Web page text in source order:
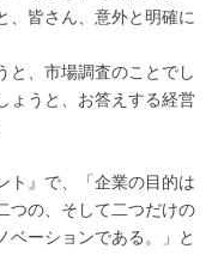
、皆さん、意外と明確に
と、市場調査のことでし
ょうと、お答えする経営
ト』で、「企業の目的は
つの、そして二つだけの
ベーションである。」と